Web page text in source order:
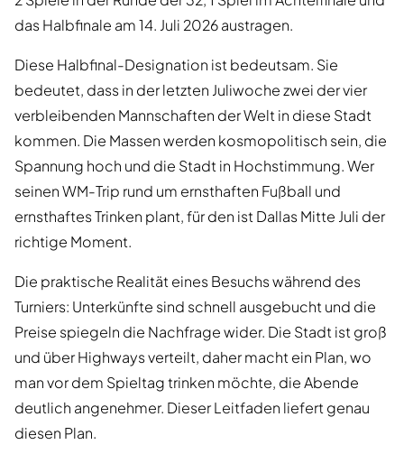
das Halbfinale am 14. Juli 2026 austragen.
Diese Halbfinal-Designation ist bedeutsam. Sie
bedeutet, dass in der letzten Juliwoche zwei der vier
verbleibenden Mannschaften der Welt in diese Stadt
kommen. Die Massen werden kosmopolitisch sein, die
Spannung hoch und die Stadt in Hochstimmung. Wer
seinen WM-Trip rund um ernsthaften Fußball und
ernsthaftes Trinken plant, für den ist Dallas Mitte Juli der
richtige Moment.
Die praktische Realität eines Besuchs während des
Turniers: Unterkünfte sind schnell ausgebucht und die
Preise spiegeln die Nachfrage wider. Die Stadt ist groß
und über Highways verteilt, daher macht ein Plan, wo
man vor dem Spieltag trinken möchte, die Abende
deutlich angenehmer. Dieser Leitfaden liefert genau
diesen Plan.